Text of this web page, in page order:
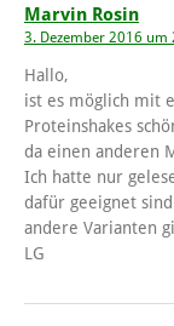
Marvin Rosin
3. Dezember 2016 um
Hallo,
ist es möglich mit
Proteinshakes
da einen anderen
Ich hatte nur
dafür geeignet
andere Varianten
LG